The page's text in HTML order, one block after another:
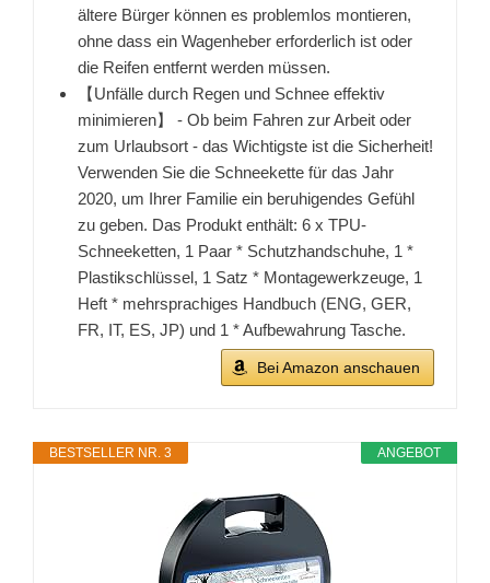
ältere Bürger können es problemlos montieren,
ohne dass ein Wagenheber erforderlich ist oder
die Reifen entfernt werden müssen.
【Unfälle durch Regen und Schnee effektiv
minimieren】 - Ob beim Fahren zur Arbeit oder
zum Urlaubsort - das Wichtigste ist die Sicherheit!
Verwenden Sie die Schneekette für das Jahr
2020, um Ihrer Familie ein beruhigendes Gefühl
zu geben. Das Produkt enthält: 6 x TPU-
Schneeketten, 1 Paar * Schutzhandschuhe, 1 *
Plastikschlüssel, 1 Satz * Montagewerkzeuge, 1
Heft * mehrsprachiges Handbuch (ENG, GER,
FR, IT, ES, JP) und 1 * Aufbewahrung Tasche.
Bei Amazon anschauen
ANGEBOT
BESTSELLER NR. 3